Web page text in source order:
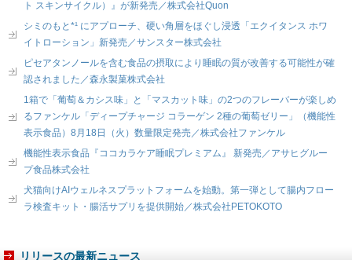
ト スキンサイクル）』が新発売／株式会社Quon
シミのもと*¹ にアプローチ、硬い角層をほぐし浸透「エクイタンス ホワ
イトローション」新発売／サンスター株式会社
ピセアタンノールを含む食品の摂取により睡眠の質が改善する可能性が確
認されました／森永製菓株式会社
1箱で「葡萄＆カシス味」と「マスカット味」の2つのフレーバーが楽しめ
るファンケル「ディープチャージ コラーゲン 2種の葡萄ゼリー」（機能性
表示食品）8月18日（火）数量限定発売／株式会社ファンケル
機能性表示食品『ココカラケア睡眠プレミアム』 新発売／アサヒグルー
プ食品株式会社
犬猫向けAIウェルネスプラットフォームを始動。第一弾として腸内フロー
ラ検査キット・腸活サプリを提供開始／株式会社PETOKOTO
リリースの最新ニュース